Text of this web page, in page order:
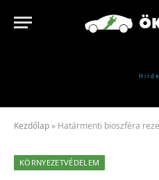
Kezdőlap » Határmenti bioszféra
KÖRNYEZETVÉDELEM